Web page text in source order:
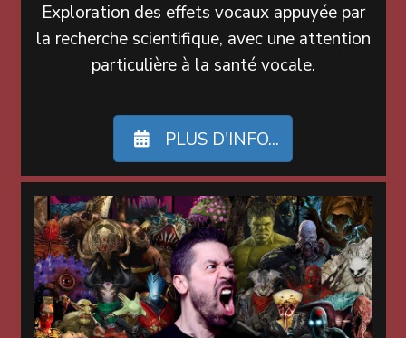
Exploration des effets vocaux appuyée par
la recherche scientifique, avec une attention
particulière à la santé vocale.
PLUS D'INFO...